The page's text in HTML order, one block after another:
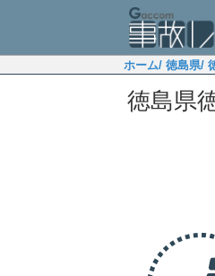
ホーム/ 徳島県/
徳島県